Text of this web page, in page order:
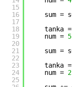
15
16
17
18
19
20
21
22
23
24
25
sum =
tanka =
num = 5
sum =
tanka =
num = 2